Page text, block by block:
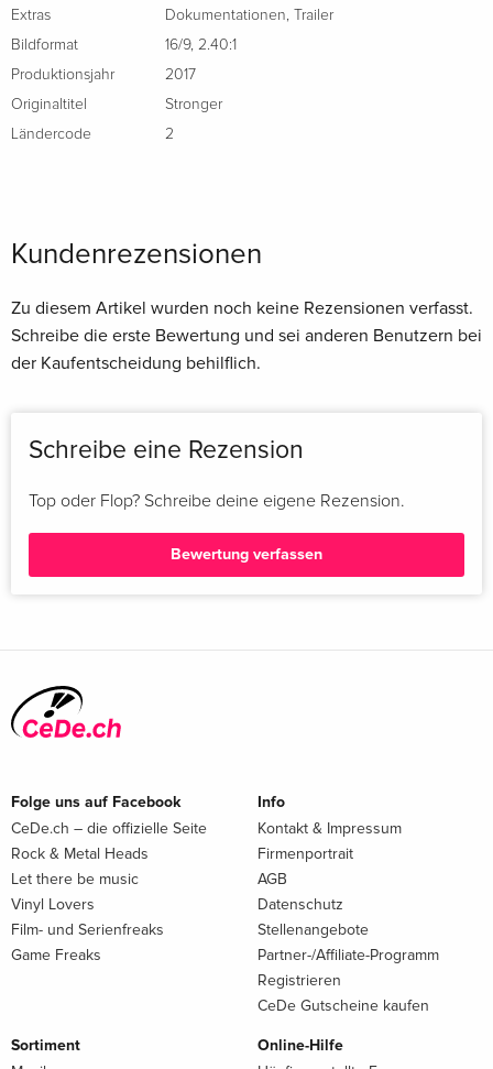
Extras
Dokumentationen,
Trailer
Bildformat
16/9, 2.40:1
Produktionsjahr
2017
Originaltitel
Stronger
Ländercode
2
Kundenrezensionen
Zu diesem Artikel wurden noch keine Rezensionen verfasst.
Schreibe die erste Bewertung und sei anderen Benutzern bei
der Kaufentscheidung behilflich.
Schreibe eine Rezension
Top oder Flop? Schreibe deine eigene Rezension.
Bewertung verfassen
Folge uns auf Facebook
CeDe.ch – die offizielle Seite
Rock & Metal Heads
Let there be music
Vinyl Lovers
Film- und Serienfreaks
Game Freaks
Info
Kontakt & Impressum
Firmenportrait
AGB
Datenschutz
Stellenangebote
Partner-/Affiliate-Programm
Registrieren
CeDe Gutscheine kaufen
Sortiment
Online-Hilfe